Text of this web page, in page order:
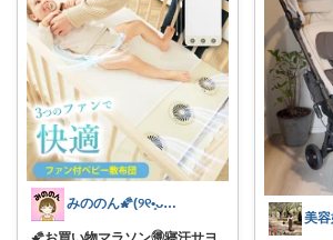
みののん🌠(୨୧•͈ᴗ•͈)感謝♡